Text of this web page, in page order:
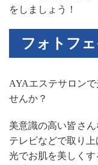
をしましょう！
フォトフ
AYAエステサロン
せんか？
美意識の高い皆さ
テレビなどで取り上
光でお肌を美しくす